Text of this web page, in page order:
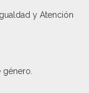
y Atención
género